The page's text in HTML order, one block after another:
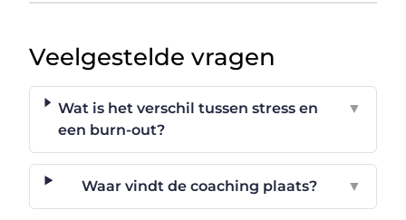
Veelgestelde vragen
Wat is het verschil tussen stress en
een burn-out?
▼
Waar vindt de coaching plaats? ▼